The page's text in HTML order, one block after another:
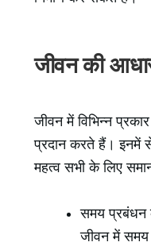
जीवन की
जीवन में विभिन्न
प्रदान करते हैं। इनमें
महत्व सभी के लिए
समय प्रबंधन
जीवन में